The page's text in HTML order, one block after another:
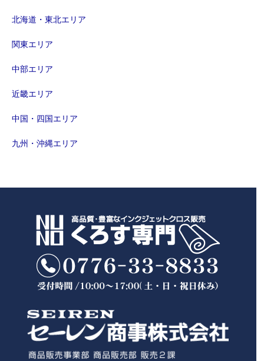
北海道・東北エリア
関東エリア
中部エリア
近畿エリア
中国・四国エリア
九州・沖縄エリア